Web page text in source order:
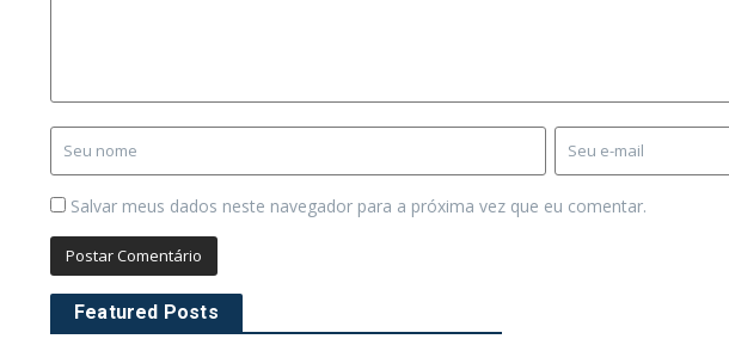
Salvar meus dados neste navegador para a próxima vez que eu comentar.
Featured Posts